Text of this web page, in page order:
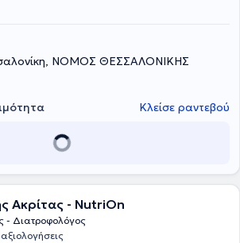
ΝΟΜΟΣ ΘΕΣΣΑΛΟΝΙΚΗΣ
Κλείσε ραντεβού
Ακρίτας - NutriOn
- Διατροφολόγος
αξιολογήσεις